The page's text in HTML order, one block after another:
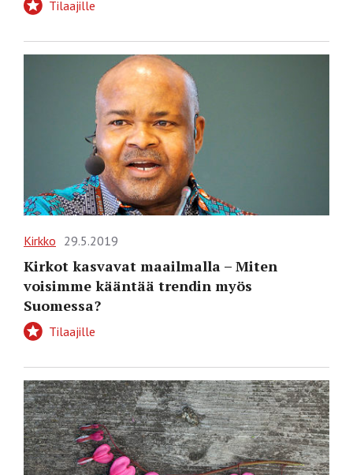
Tilaajille
Kirkko 29.5.2019
Kirkot kasvavat maailmalla – Miten
voisimme kääntää trendin myös
Suomessa?
Tilaajille